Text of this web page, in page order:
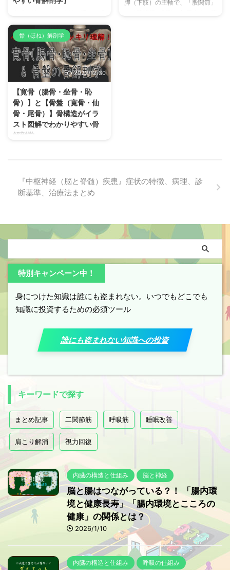
名称 特徴 関節など 手根骨（合計
節）手根中央関節手根間関節 中
手骨（合計５個） 手のひらや手
...
る翼のような、骨解剖学構造とし
器が収まる空間（胸腔）を作り、
上肢（腕）を体幹につなげる骨構
造【胸郭（肋骨・胸骨・胸椎）】
と【鎖骨】骨解剖学をイラスト図
解を使ってわかりやすく解説して
います。 【胸郭】とは？「胸
壁・胸郭・胸腔」の違いは？
「胸郭」「胸壁」「胸腔」と似た
ような言葉がいくつかあります
が、それぞれの違いをまず整理し
ましょう。 名称 詳細 胸壁 「左右
の肋骨」「背骨（胸椎）」「胸
と「横隔膜」によって仕切られた
脚（下肢）の主軸で、「股関節」
な ...
骨（ほね）解剖学
2022/12/30
【寛骨（腸骨・坐骨・恥
骨）】と【骨盤（寛骨・仙
骨・尾骨）】骨構造がイラ
スト図解でわかりやすい骨
解剖学
学（解剖学構造）をイラスト図解
を使ってわかりやすく解説してい
盤底筋群」など「姿勢矯正（整体
など）」「ヨガポーズ」「スポー
明をする時などに、【骨盤】とい
う言葉をよく聞きますが、そもそ
も【骨盤】はひとつの骨ではあり
ません。 【骨盤】は、左右の
「寛骨（腸骨・恥骨・坐骨が癒合
した骨）」と背骨の一部である
『中枢神経（脳と脊髄）疾患』症状の特徴、病理、診
断基準、治療法まとめ
特別キャンペーン中！
身につけた知識は誰にも盗まれない。いつでもどこでも
知識に投資するための必須ツール
誰にも盗まれない知識への投資
キーワードで探す
まとめ記事 二関節筋 呼吸筋 睡眠改善
肩こり解消 視力回復
内臓の構造と仕組み 脳と神経
脳と腸はつながっている？！ 「腸内環
境と健康長寿」「腸内環境とこころの
健康」の関係とは？
2026/1/10
内臓の構造と仕組み 呼吸の仕組み